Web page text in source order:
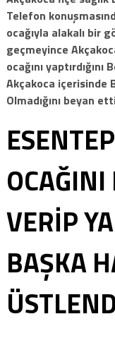
Telefon
ocağıyla alakalı bir
geçmeyince
ocağını
Akçakoca içerisinde
Olmadığını beyan
VERİP
BAŞKA